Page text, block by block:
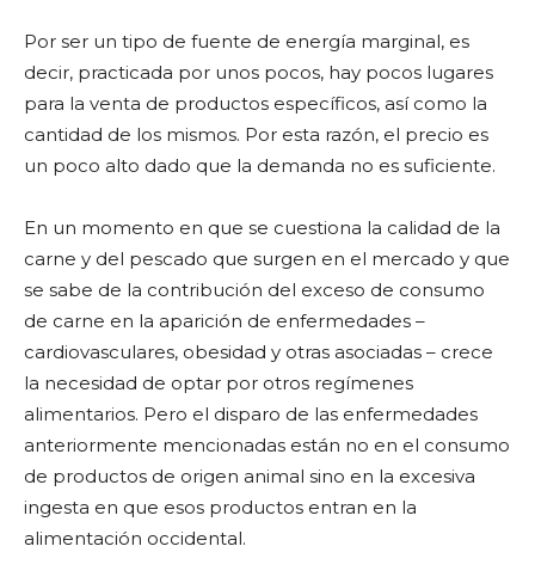
Por ser un tipo de fuente de energía marginal, es
decir, practicada por unos pocos, hay pocos lugares
para la venta de productos específicos, así como la
cantidad de los mismos. Por esta razón, el precio es
un poco alto dado que la demanda no es suficiente.
En un momento en que se cuestiona la calidad de la
carne y del pescado que surgen en el mercado y que
se sabe de la contribución del exceso de consumo
de carne en la aparición de enfermedades –
cardiovasculares, obesidad y otras asociadas – crece
la necesidad de optar por otros regímenes
alimentarios. Pero el disparo de las enfermedades
anteriormente mencionadas están no en el consumo
de productos de origen animal sino en la excesiva
ingesta en que esos productos entran en la
alimentación occidental.